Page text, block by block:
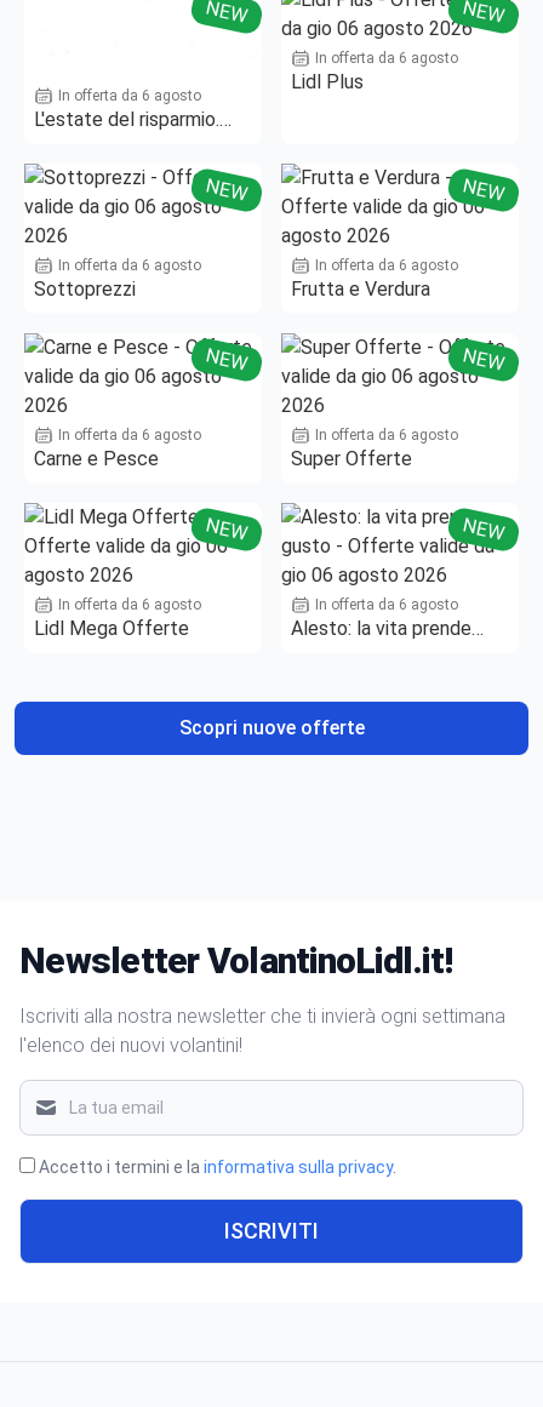
NEW
In offerta da 6 agosto
L'estate del risparmio.
NEW
In offerta da 6 agosto
Lidl Plus
NEW
In offerta da 6 agosto
Sottoprezzi
NEW
In offerta da 6 agosto
Frutta e Verdura
NEW
In offerta da 6 agosto
Carne e Pesce
NEW
In offerta da 6 agosto
Super Offerte
NEW
In offerta da 6 agosto
Lidl Mega Offerte
NEW
In offerta da 6 agosto
Alesto: la vita prende
Scopri nuove offerte
Newsletter VolantinoLidl.it!
Iscriviti alla nostra newsletter che ti invierà ogni settimana
l'elenco dei nuovi volantini!
Accetto i termini e la informativa sulla privacy.
ISCRIVITI